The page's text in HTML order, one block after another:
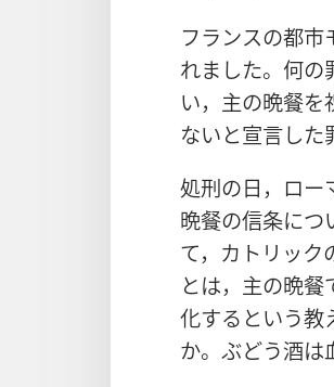
フランスの都
れました。何の
い，主の晩餐
ないと宣言した
処刑の日，ロー
晩餐の信条につ
て，カトリック
とは，主の晩
化するという教
か。ぶどう酒は